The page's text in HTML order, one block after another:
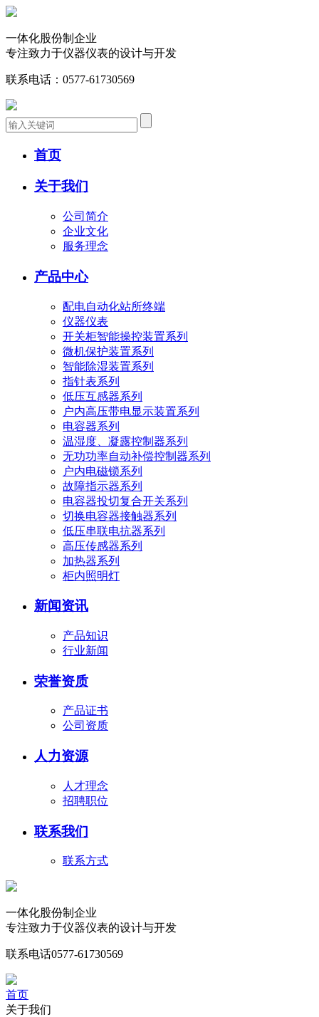
一体化股份制企业
专注致力于仪器仪表的设计与开发
联系电话： 0577-61730569
首页
关于我们
公司简介
企业文化
服务理念
产品中心
配电自动化站所终端
仪器仪表
开关柜智能操控装置系列
微机保护装置系列
智能除湿装置系列
指针表系列
低压互感器系列
户内高压带电显示装置系列
电容器系列
温湿度、凝露控制器系列
无功功率自动补偿控制器系列
户内电磁锁系列
故障指示器系列
电容器投切复合开关系列
切换电容器接触器系列
低压串联电抗器系列
高压传感器系列
加热器系列
柜内照明灯
新闻资讯
产品知识
行业新闻
荣誉资质
产品证书
公司资质
人力资源
人才理念
招聘职位
联系我们
联系方式
一体化股份制企业
专注致力于仪器仪表的设计与开发
联系电话0577-61730569
首页
关于我们